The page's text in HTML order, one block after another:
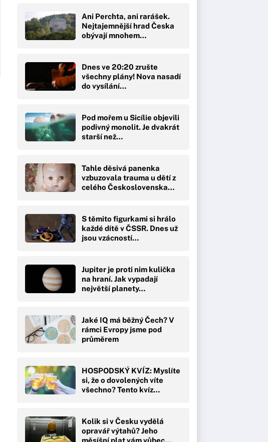
Ani Perchta, ani rarášek.
Nejtajemnější hrad Česka
obývají mnohem…
Dnes ve 20:20 zrušte
všechny plány! Nova nasadí
do vysílání…
Pod mořem u Sicílie objevili
podivný monolit. Je dvakrát
starší než…
Tahle děsivá panenka
vzbuzovala trauma u dětí z
celého Československa…
S těmito figurkami si hrálo
každé dítě v ČSSR. Dnes už
jsou vzácností…
Jupiter je proti nim kulička
na hraní. Jak vypadají
největší planety…
Jaké IQ má běžný Čech? V
rámci Evropy jsme pod
průměrem
HOSPODSKÝ KVÍZ: Myslíte
si, že o dovolených víte
všechno? Tento kvíz…
Kolik si v Česku vydělá
opravář výtahů? Jeho
měsíšní plat vám vůbec…